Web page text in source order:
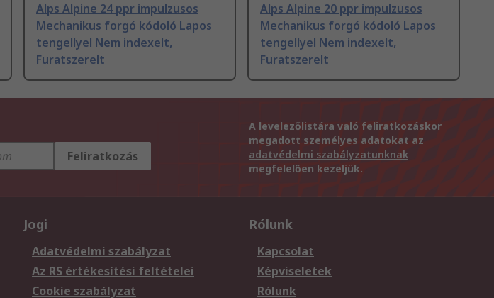
Alps Alpine 24 ppr impulzusos
Mechanikus forgó kódoló Lapos
tengellyel Nem indexelt,
Furatszerelt
Alps Alpine 20 ppr impulzusos
Mechanikus forgó kódoló Lapos
tengellyel Nem indexelt,
Furatszerelt
Feliratkozás
A levelezőlistára való feliratkozáskor
megadott személyes adatokat az
adatvédelmi szabályzatunknak
megfelelően kezeljük.
Jogi
Adatvédelmi szabályzat
Az RS értékesítési feltételei
Cookie szabályzat
Rólunk
Kapcsolat
Képviseletek
Rólunk